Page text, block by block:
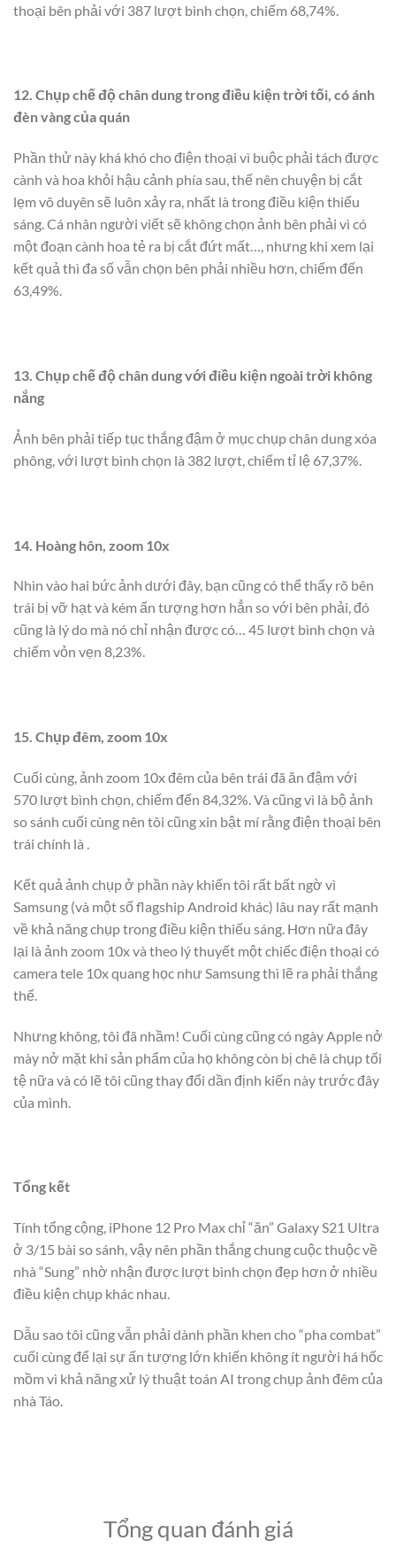
thoại bên phải với 387 lượt bình chọn, chiếm 68,74%.
12. Chụp chế độ chân dung trong điều kiện trời tối, có ánh
đèn vàng của quán
Phần thử này khá khó cho điện thoại vì buộc phải tách được
cành và hoa khỏi hậu cảnh phía sau, thế nên chuyện bị cắt
lẹm vô duyên sẽ luôn xảy ra, nhất là trong điều kiện thiếu
sáng. Cá nhân người viết sẽ không chọn ảnh bên phải vì có
một đoạn cành hoa tẻ ra bị cắt đứt mất…, nhưng khi xem lại
kết quả thì đa số vẫn chọn bên phải nhiều hơn, chiếm đến
63,49%.
13. Chụp chế độ chân dung với điều kiện ngoài trời không
nắng
Ảnh bên phải tiếp tục thắng đậm ở mục chụp chân dung xóa
phông, với lượt bình chọn là 382 lượt, chiếm tỉ lệ 67,37%.
14. Hoàng hôn, zoom 10x
Nhìn vào hai bức ảnh dưới đây, bạn cũng có thể thấy rõ bên
trái bị vỡ hạt và kém ấn tượng hơn hẳn so với bên phải, đó
cũng là lý do mà nó chỉ nhận được có… 45 lượt bình chọn và
chiếm vỏn vẹn 8,23%.
15. Chụp đêm, zoom 10x
Cuối cùng, ảnh zoom 10x đêm của bên trái đã ăn đậm với
570 lượt bình chọn, chiếm đến 84,32%. Và cũng vì là bộ ảnh
so sánh cuối cùng nên tôi cũng xin bật mí rằng điện thoại bên
trái chính là .
Kết quả ảnh chụp ở phần này khiến tôi rất bất ngờ vì
Samsung (và một số flagship Android khác) lâu nay rất mạnh
về khả năng chụp trong điều kiện thiếu sáng. Hơn nữa đây
lại là ảnh zoom 10x và theo lý thuyết một chiếc điện thoại có
camera tele 10x quang học như Samsung thì lẽ ra phải thắng
thế.
Nhưng không, tôi đã nhầm! Cuối cùng cũng có ngày Apple nở
mày nở mặt khi sản phẩm của họ không còn bị chê là chụp tối
tệ nữa và có lẽ tôi cũng thay đổi dần định kiến này trước đây
của mình.
Tổng kết
Tính tổng cộng, iPhone 12 Pro Max chỉ “ăn” Galaxy S21 Ultra
ở 3/15 bài so sánh, vậy nên phần thắng chung cuộc thuộc về
nhà “Sung” nhờ nhận được lượt bình chọn đẹp hơn ở nhiều
điều kiện chụp khác nhau.
Dẫu sao tôi cũng vẫn phải dành phần khen cho “pha combat”
cuối cùng để lại sự ấn tượng lớn khiến không ít người há hốc
mồm vì khả năng xử lý thuật toán AI trong chụp ảnh đêm của
nhà Táo.
Tổng quan đánh giá